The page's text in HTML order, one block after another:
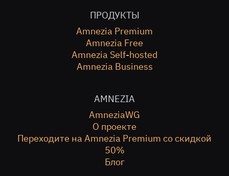
ПРОДУКТЫ
Amnezia Premium
Amnezia Free
Amnezia Self-hosted
Amnezia Business
AMNEZIA
AmneziaWG
О проекте
Переходите на Amnezia Premium со скидкой
50%
Блог